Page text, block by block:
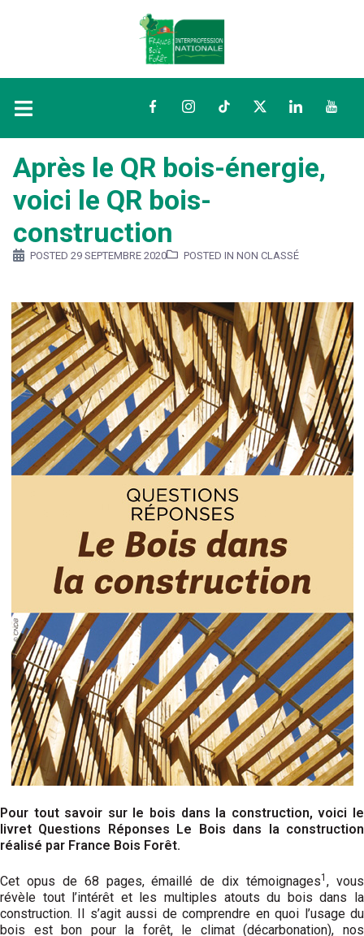
FacebookInstagramTikTokTwitterLinkedIn
Après le QR bois-énergie,
voici le QR bois-
construction
POSTED 29 SEPTEMBRE 2020 POSTED IN NON CLASSÉ
Pour tout savoir sur le bois dans la construction, voici le
livret Questions Réponses Le Bois dans la construction
réalisé par France Bois Forêt.
Cet opus de 68 pages, émaillé de dix témoi­gnages1 , vous
révèle tout l’intérêt et les multiples atouts du bois dans la
construction. Il s’agit aussi de comprendre en quoi l’usage du
bois est bon pour la forêt, le climat (décarbonation), nos